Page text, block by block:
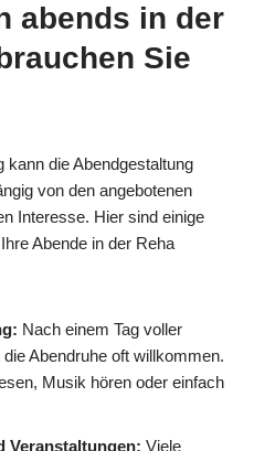
abends in der
Sie
kann die Abendgestaltung
von den angebotenen
Interesse. Hier sind einige
Abende in der Reha
Nach einem Tag voller
Abendruhe oft willkommen.
Musik hören oder einfach
Veranstaltungen: Viele